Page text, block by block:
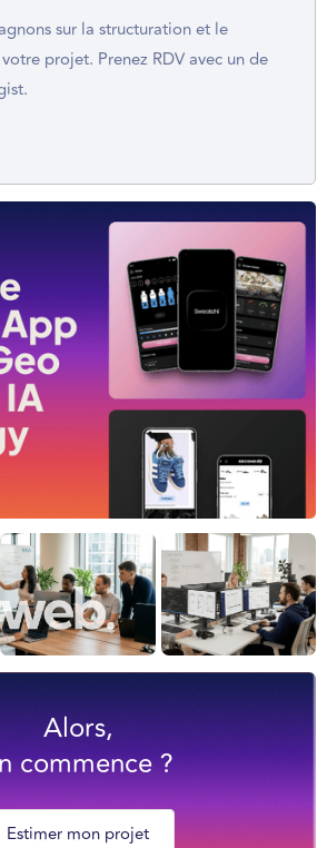
sur la structuration et le
projet. Prenez RDV avec un de
Alors,
commence ?
Estimer mon projet